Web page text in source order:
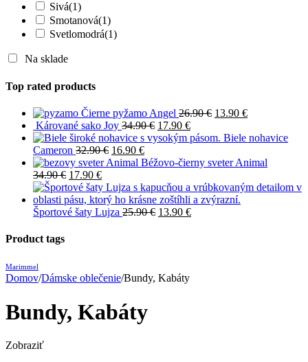
Sivá(1)
Smotanová(1)
Svetlomodrá(1)
Na sklade
Top rated products
Čierne pyžamo Angel 26.90€ 13.90 €
Kárované sako Joy 34.90€ 17.90 €
Biele nohavice
Cameron 32.90€ 16.90 €
Béžovo-čierny sveter Animal
34.90€ 17.90 €
Športové šaty Lujza 25.90€ 13.90 €
Product tags
Marimmel
Domov/Dámske oblečenie/Bundy, Kabáty
Bundy, Kabáty
Zobraziť